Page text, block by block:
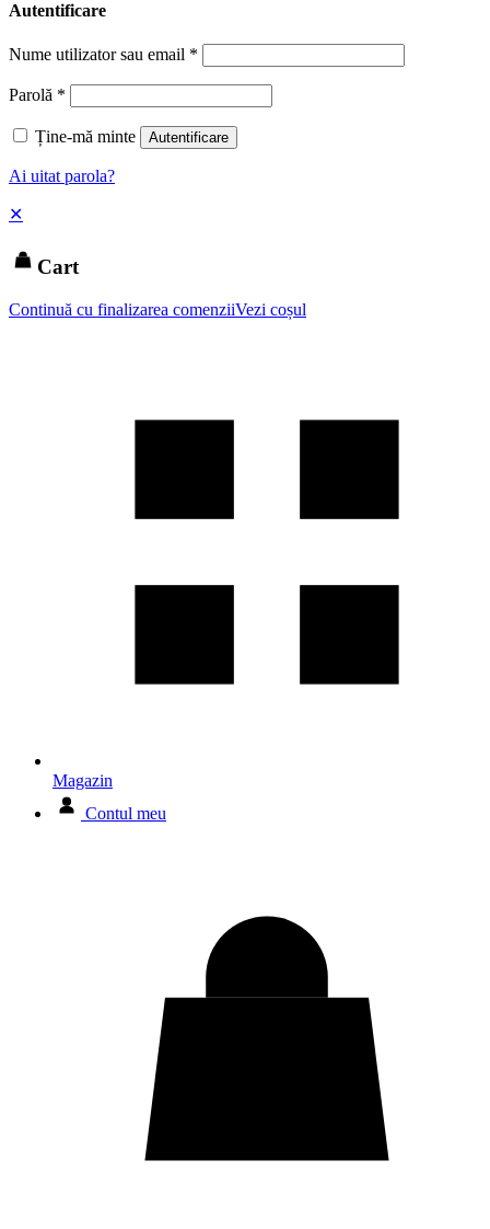
Autentificare
Nume utilizator sau email *
Parolă *
Ține-mă minte Autentificare
Ai uitat parola?
✕
Cart
Continuă cu finalizarea comenziiVezi coșul
Magazin
Contul meu